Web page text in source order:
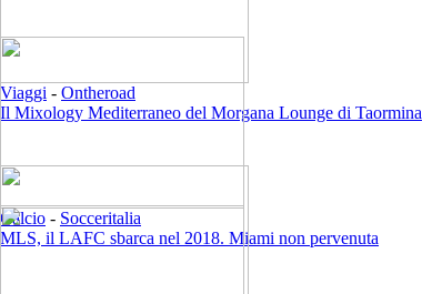
Viaggi - Ontheroad
Il Mixology Mediterraneo del Morgana Lounge di Taormina
Calcio - Socceritalia
MLS, il LAFC sbarca nel 2018. Miami non pervenuta